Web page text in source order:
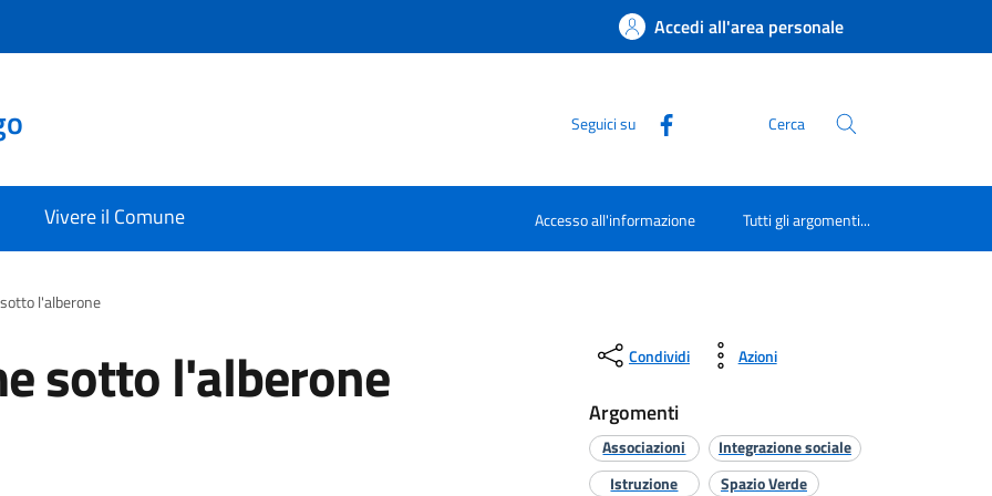
Accedi all'area personale
Seguici su Cerca
Vivere il Comune Accesso all'informazione Tutti gli argomenti...
l'alberone
sotto l'alberone Condividi Azioni
Argomenti
Associazioni
Integrazione sociale
Istruzione
Spazio Verde